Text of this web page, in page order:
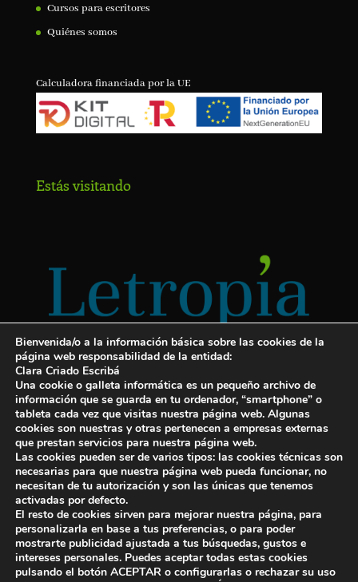
Cursos para escritores
Quiénes somos
Calculadora financiada por la UE
Estás visitando
Servicios para escritores
¡Letropía te ayuda con tu libro!
Autopublicar un libro
Cuanto cuesta publicar un libro
Cómo escribir un libro y publicarlo
Bienvenida/o a la información básica sobre las cookies de la
página web responsabilidad de la entidad:
Clara Criado Escribá
Una cookie o galleta informática es un pequeño archivo de
información que se guarda en tu ordenador, “smartphone” o
tableta cada vez que visitas nuestra página web. Algunas
cookies son nuestras y otras pertenecen a empresas externas
que prestan servicios para nuestra página web.
Las cookies pueden ser de varios tipos: las cookies técnicas son
necesarias para que nuestra página web pueda funcionar, no
necesitan de tu autorización y son las únicas que tenemos
activadas por defecto.
El resto de cookies sirven para mejorar nuestra página, para
personalizarla en base a tus preferencias, o para poder
mostrarte publicidad ajustada a tus búsquedas, gustos e
intereses personales. Puedes aceptar todas estas cookies
pulsando el botón ACEPTAR o configurarlas o rechazar su uso